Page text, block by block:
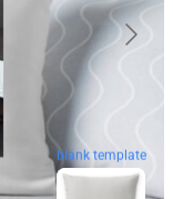
blank template